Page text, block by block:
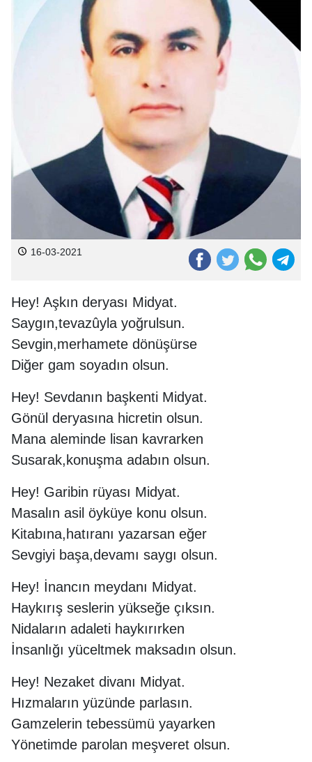
16-03-2021
Hey! Aşkın deryası Midyat.
Saygın,tevazûyla yoğrulsun.
Sevgin,merhamete dönüşürse
Diğer gam soyadın olsun.
Hey! Sevdanın başkenti Midyat.
Gönül deryasına hicretin olsun.
Mana aleminde lisan kavrarken
Susarak,konuşma adabın olsun.
Hey! Garibin rüyası Midyat.
Masalın asil öyküye konu olsun.
Kitabına,hatıranı yazarsan eğer
Sevgiyi başa,devamı saygı olsun.
Hey! İnancın meydanı Midyat.
Haykırış seslerin yükseğe çıksın.
Nidaların adaleti haykırırken
İnsanlığı yüceltmek maksadın olsun.
Hey! Nezaket divanı Midyat.
Hızmaların yüzünde parlasın.
Gamzelerin tebessümü yayarken
Yönetimde parolan meşveret olsun.